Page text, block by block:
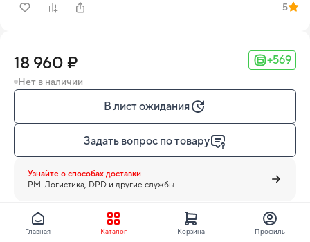
5
18 960 ₽ +569
Нет в наличии
В лист ожидания
Задать вопрос по товару
Узнайте о способах доставки
PM-Логистика, DPD и другие службы
Главная Каталог Корзина Профиль